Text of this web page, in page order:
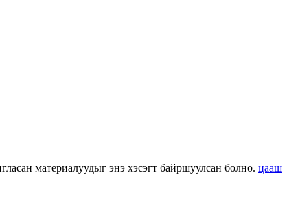
материалуудыг энэ хэсэгт байршуулсан болно. цааш